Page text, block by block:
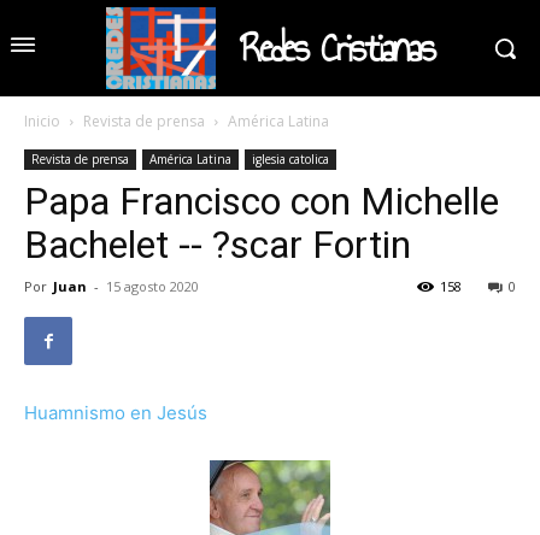
Redes Cristianas
Inicio Revista de prensa América Latina
Revista de prensa América Latina iglesia catolica
Papa Francisco con Michelle
Bachelet -- ?scar Fortin
Por Juan - 15 agosto 2020 0
158
Huamnismo en Jesús